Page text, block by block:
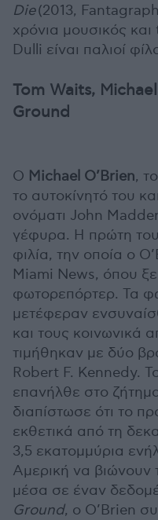
Die(2013,
χρόνια μουσικός
Dulli είναι παλιοί
Tom Waits,
Ground
Ο Michael O’Brien,
το αυτοκίνητό του
ονόματι John
γέφυρα. Η πρώτη
φιλία, την οποία ο
Miami News, όπου
φωτορεπόρτερ. Τα
μετέφεραν
και τους κοινωνικά
τιμήθηκαν με δύο
Robert F. Kennedy.
επανήλθε στο
διαπίστωσε ότι το
εκθετικά από τη
3,5 εκατομμύρια
Αμερική να βιώνουν
μέσα σε έναν
Ground, ο O’Brien